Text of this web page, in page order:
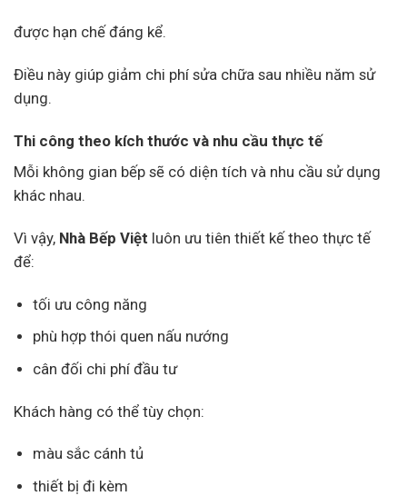
được hạn chế đáng kể.
Điều này giúp giảm chi phí sửa chữa sau nhiều năm sử
dụng.
Thi công theo kích thước và nhu cầu thực tế
Mỗi không gian bếp sẽ có diện tích và nhu cầu sử dụng
khác nhau.
Vì vậy, Nhà Bếp Việt luôn ưu tiên thiết kế theo thực tế
để:
tối ưu công năng
phù hợp thói quen nấu nướng
cân đối chi phí đầu tư
Khách hàng có thể tùy chọn:
màu sắc cánh tủ
thiết bị đi kèm